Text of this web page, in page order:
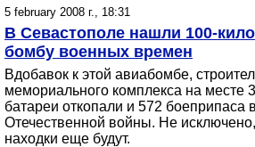
5 february 2008 г., 18:31
В Севастополе нашли 100-
бомбу военных времен
Вдобавок к этой авиабомбе,
мемориального комплекса на месте
батареи откопали и 572 боеприпаса
Отечественной войны. Не
находки еще будут.